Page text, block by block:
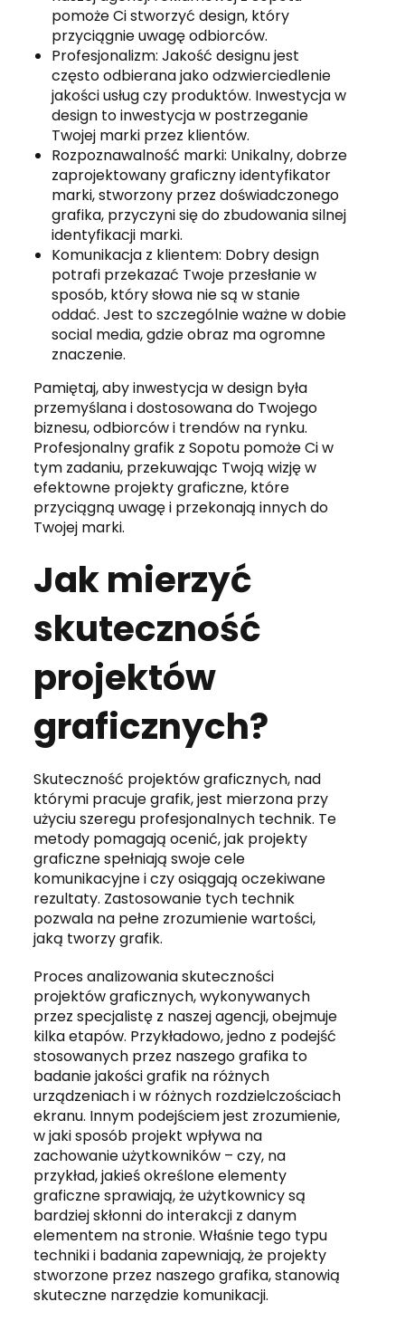
pomoże Ci stworzyć design, który
przyciągnie uwagę odbiorców.
Profesjonalizm: Jakość designu jest
często odbierana jako odzwierciedlenie
jakości usług czy produktów. Inwestycja w
design to inwestycja w postrzeganie
Twojej marki przez klientów.
Rozpoznawalność marki: Unikalny, dobrze
zaprojektowany graficzny identyfikator
marki, stworzony przez doświadczonego
grafika, przyczyni się do zbudowania silnej
identyfikacji marki.
Komunikacja z klientem: Dobry design
potrafi przekazać Twoje przesłanie w
sposób, który słowa nie są w stanie
oddać. Jest to szczególnie ważne w dobie
social media, gdzie obraz ma ogromne
znaczenie.
Pamiętaj, aby inwestycja w design była
przemyślana i dostosowana do Twojego
biznesu, odbiorców i trendów na rynku.
Profesjonalny grafik z Sopotu pomoże Ci w
tym zadaniu, przekuwając Twoją wizję w
efektowne projekty graficzne, które
przyciągną uwagę i przekonają innych do
Twojej marki.
Jak mierzyć
skuteczność
projektów
graficznych?
Skuteczność projektów graficznych, nad
którymi pracuje grafik, jest mierzona przy
użyciu szeregu profesjonalnych technik. Te
metody pomagają ocenić, jak projekty
graficzne spełniają swoje cele
komunikacyjne i czy osiągają oczekiwane
rezultaty. Zastosowanie tych technik
pozwala na pełne zrozumienie wartości,
jaką tworzy grafik.
Proces analizowania skuteczności
projektów graficznych, wykonywanych
przez specjalistę z naszej agencji, obejmuje
kilka etapów. Przykładowo, jedno z podejść
stosowanych przez naszego grafika to
badanie jakości grafik na różnych
urządzeniach i w różnych rozdzielczościach
ekranu. Innym podejściem jest zrozumienie,
w jaki sposób projekt wpływa na
zachowanie użytkowników – czy, na
przykład, jakieś określone elementy
graficzne sprawiają, że użytkownicy są
bardziej skłonni do interakcji z danym
elementem na stronie. Właśnie tego typu
techniki i badania zapewniają, że projekty
stworzone przez naszego grafika, stanowią
skuteczne narzędzie komunikacji.